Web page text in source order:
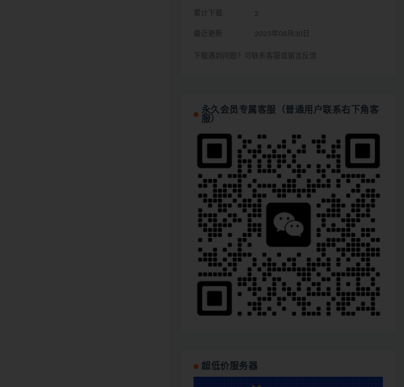
累计下载 2
最近更新 2025年08月30日
下载遇到问题？可联系客服或留言反馈
永久会员专属客服（普通用户联系右下角客
服）
超低价服务器